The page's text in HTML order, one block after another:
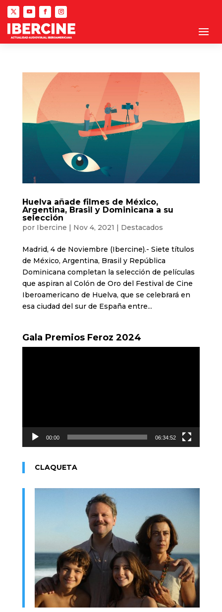
Huelva añade filmes de México,
Argentina, Brasil y Dominicana a su
selección
por Ibercine | Nov 4, 2021 | Destacados
Madrid, 4 de Noviembre (Ibercine).- Siete títulos
de México, Argentina, Brasil y República
Dominicana completan la selección de películas
que aspiran al Colón de Oro del Festival de Cine
Iberoamericano de Huelva, que se celebrará en
esa ciudad del sur de España entre...
Gala Premios Feroz 2024
00:00 06:34:52
CLAQUETA